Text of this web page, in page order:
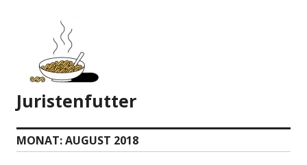
springen
Juristenfutter
MONAT:AUGUST 2018